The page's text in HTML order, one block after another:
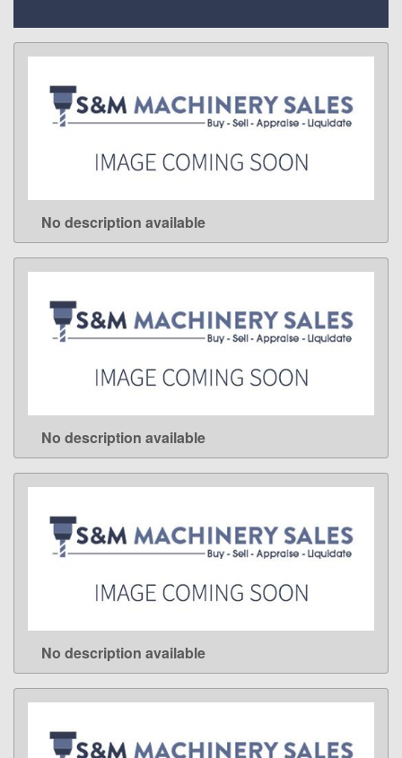
LEARN MORE
No description available
LEARN MORE
No description available
LEARN MORE
No description available